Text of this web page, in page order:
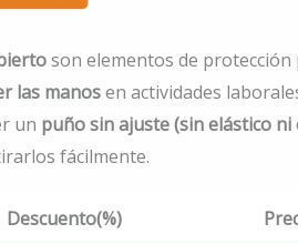
son elementos de protección
las manosen actividades
un puño sin ajuste (sin elástico ni
fácilmente.
Descuento(%)